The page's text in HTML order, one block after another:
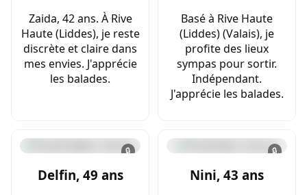
Zaida, 42 ans. À Rive
Haute (Liddes), je reste
discrète et claire dans
mes envies. J'apprécie
les balades.
Basé à Rive Haute
(Liddes) (Valais), je
profite des lieux
sympas pour sortir.
Indépendant.
J'apprécie les balades.
🔒
Delfin, 49 ans
🔒
Nini, 43 ans